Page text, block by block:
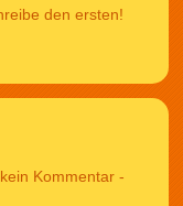
den ersten!
Kommentar -